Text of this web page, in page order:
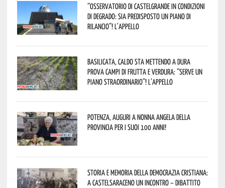
“Osservatorio di Castelgrande in condizioni
di degrado: sia predisposto un piano di
rilancio”! L’appello
Basilicata, caldo sta mettendo a dura
prova campi di frutta e verdura: “Serve un
piano straordinario”! L’appello
Potenza, auguri a nonna Angela della
provincia per i suoi 100 anni!
Storia e memoria della Democrazia Cristiana:
a Castelsaraceno un incontro – dibattito